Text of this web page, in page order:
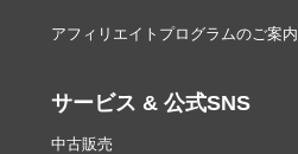
アフィリエイトプログラムのご案内
サービス & 公式SNS
中古販売